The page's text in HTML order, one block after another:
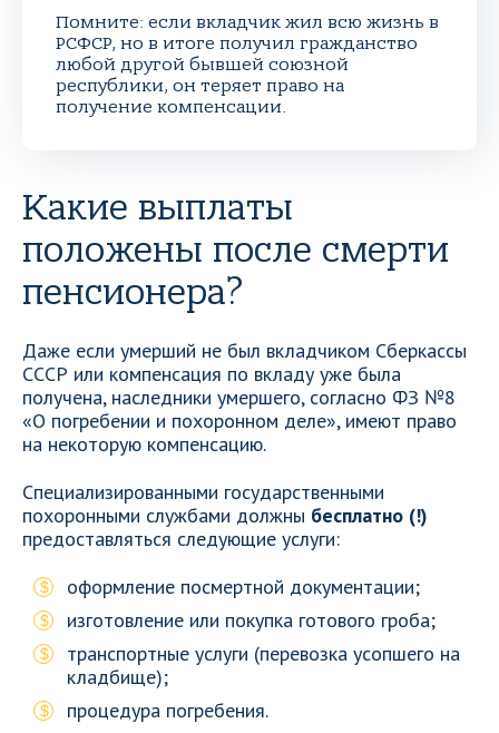
Помните: если вкладчик жил всю жизнь в
РСФСР, но в итоге получил гражданство
любой другой бывшей союзной
республики, он теряет право на
получение компенсации.
Какие выплаты
положены после смерти
пенсионера?
Даже если умерший не был вкладчиком Сберкассы
СССР или компенсация по вкладу уже была
получена, наследники умершего, согласно ФЗ №8
«О погребении и похоронном деле», имеют право
на некоторую компенсацию.
Специализированными государственными
похоронными службами должны бесплатно (!)
предоставляться следующие услуги:
оформление посмертной документации;
изготовление или покупка готового гроба;
транспортные услуги (перевозка усопшего на
кладбище);
процедура погребения.